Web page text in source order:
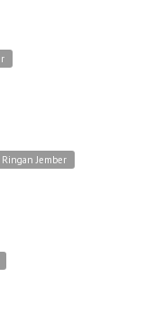
Ringan Jember